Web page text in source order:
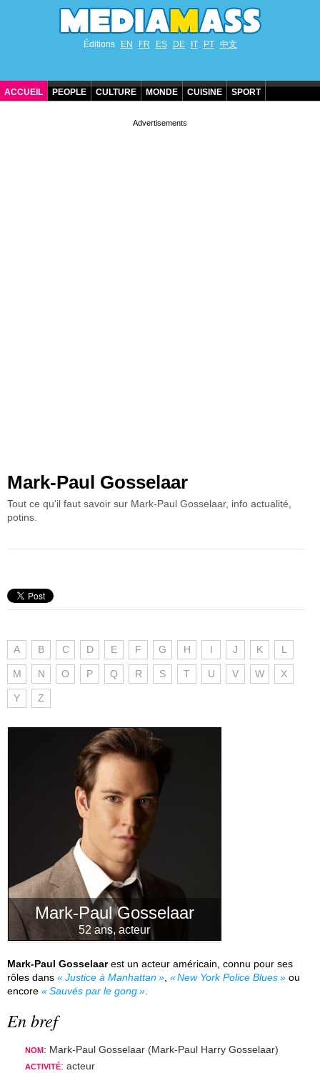
Éditions EN FR ES DE IT PT 中文
ACCUEIL PEOPLE CULTURE MONDE CUISINE SPORT
Mark-Paul Gosselaar
Tout ce qu'il faut savoir sur Mark-Paul Gosselaar, info actualité,
potins.
A B C D E F G H I J K L
M N O P Q R S T U V W X
Y Z
Mark-Paul Gosselaar
52 ans, acteur
Mark-Paul Gosselaarest un acteur américain, connu pour ses
rôles dans
Justice à Manhattan , New York Police Blues
ou
encore
Sauvés par le gong .
En bref
NOM : Mark-Paul Gosselaar (Mark-Paul Harry Gosselaar)
ACTIVITÉ: acteur